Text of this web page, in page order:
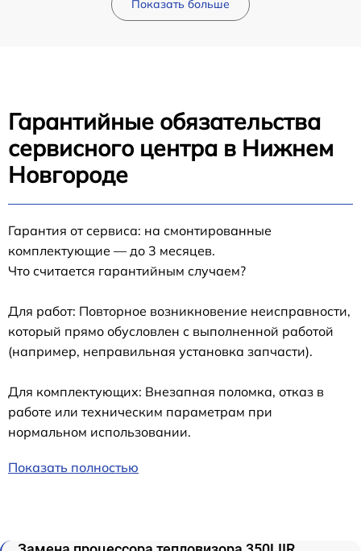
Показать больше
Гарантийные обязательства
сервисного центра в Нижнем
Новгороде
Гарантия от сервиса: на смонтированные
комплектующие — до 3 месяцев.
Что считается гарантийным случаем?
Для работ: Повторное возникновение неисправности,
который прямо обусловлен с выполненной работой
(например, неправильная установка запчасти).
Для комплектующих: Внезапная поломка, отказ в
работе или техническим параметрам при
нормальном использовании.
Показать полностью